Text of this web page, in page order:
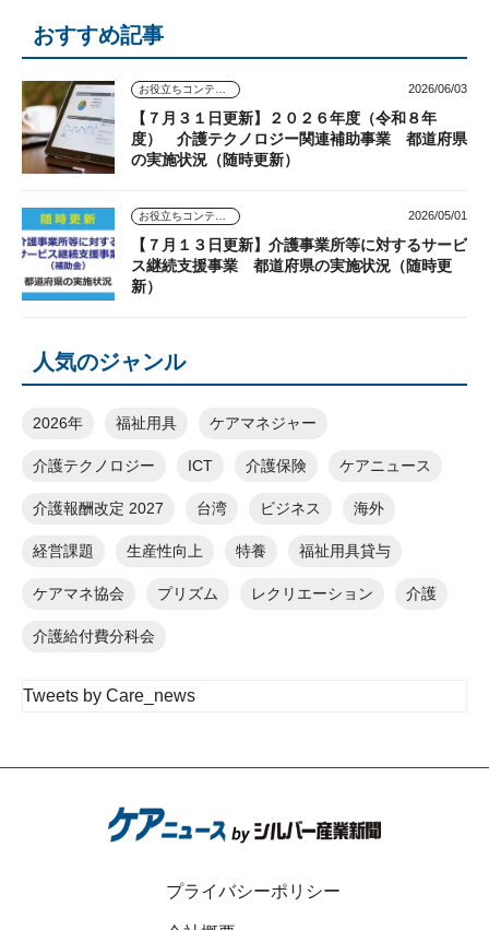
おすすめ記事
2026/06/03
【７月３１日更新】２０２６年度（令和８年
度） 介護テクノロジー関連補助事業 都道府県
の実施状況（随時更新）
2026/05/01
【７月１３日更新】介護事業所等に対するサービ
ス継続支援事業 都道府県の実施状況（随時更
新）
人気のジャンル
2026年 福祉用具 ケアマネジャー
介護テクノロジー ICT 介護保険 ケアニュース
介護報酬改定 2027 台湾 ビジネス 海外
経営課題 生産性向上 特養 福祉用具貸与
ケアマネ協会 プリズム レクリエーション 介護
介護給付費分科会
Tweets by Care_news
プライバシーポリシー